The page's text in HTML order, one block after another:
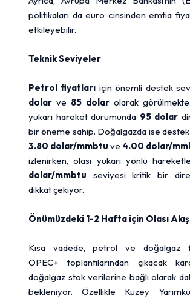
politikaları da euro cinsinden emtia
etkileyebilir.
Teknik Seviyeler
Petrol fiyatları için önemli destek
dolar ve 85 dolar olarak
yukarı hareket durumunda 95 dolar
bir öneme sahip. Doğalgazda ise
3.80 dolar/mmbtu ve 4.00 dolar/
izlenirken, olası yukarı yönlü
dolar/mmbtu seviyesi kritik bir
dikkat çekiyor.
Önümüzdeki 1-2 Hafta için Olası Akış
Kısa vadede, petrol ve doğalgaz
OPEC+ toplantılarından çıkacak
doğalgaz stok verilerine bağlı olarak
bekleniyor. Özellikle Kuzey